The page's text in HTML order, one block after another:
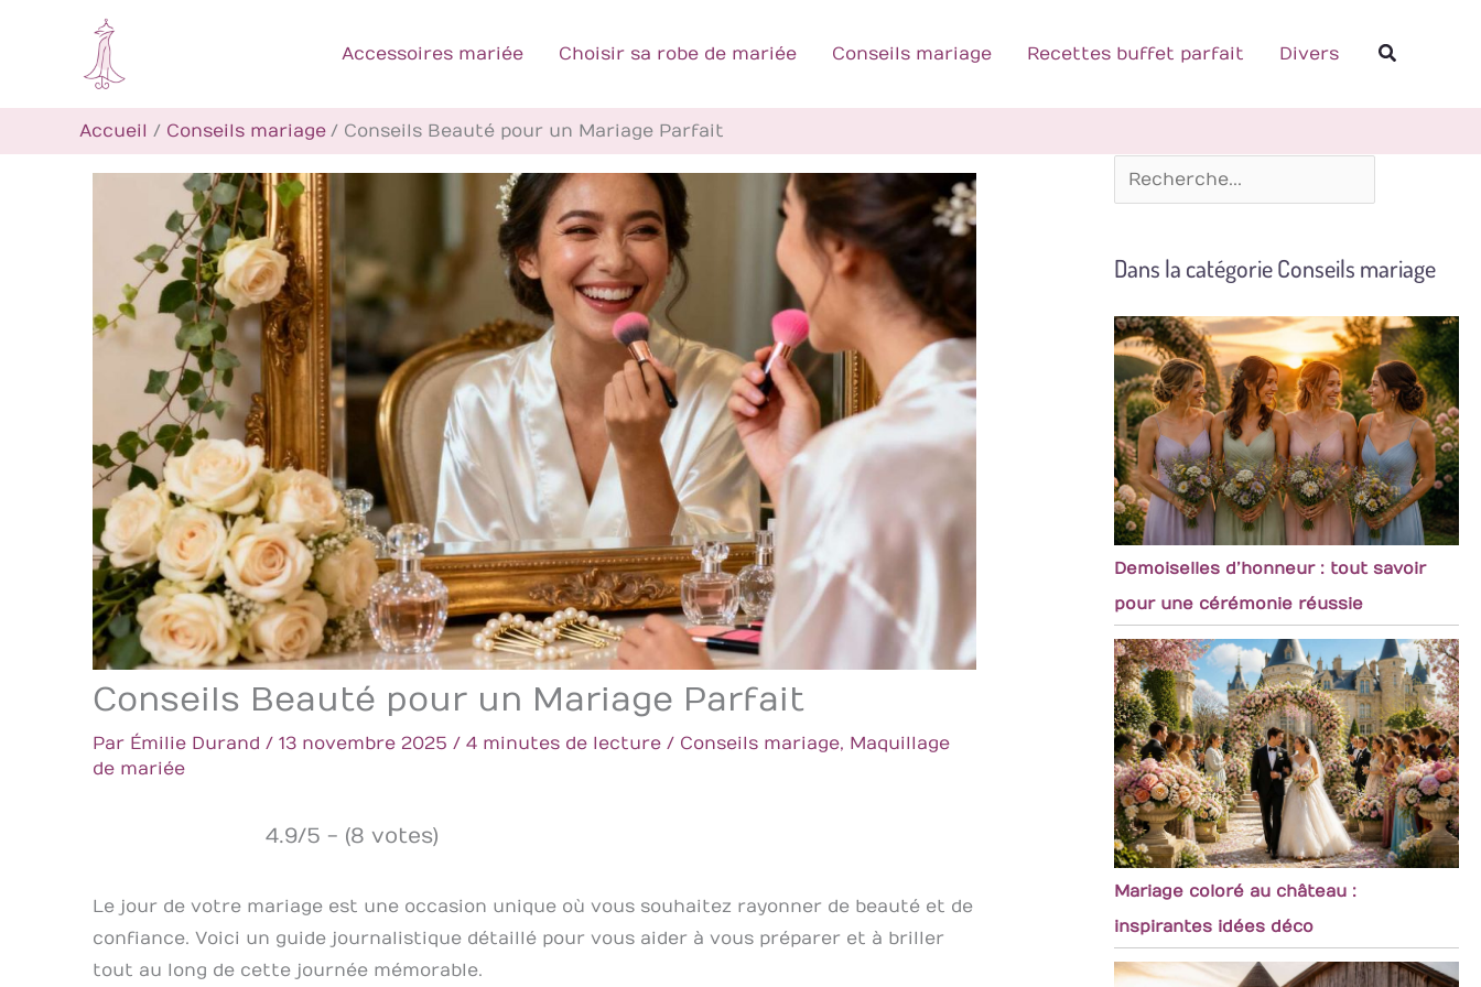
Accessoires mariée Choisir sa robe de mariée Conseils mariage Recettes buffet parfait Divers
Accueil Conseils mariage Conseils Beauté pour un Mariage Parfait
Conseils Beauté pour un Mariage Parfait
Par Émilie Durand / 13 novembre 2025 / 4 minutes de lecture / Conseils mariage, Maquillage
de mariée
4.9/5 - (8 votes)
Le jour de votre mariage est une occasion unique où vous souhaitez rayonner de beauté et de
confiance. Voici un guide journalistique détaillé pour vous aider à vous préparer et à briller
tout au long de cette journée mémorable.
e
e
h
r
Dans la catégorie Conseils mariage
Demoiselles d’honneur : tout savoir
pour une cérémonie réussie
Mariage coloré au château :
inspirantes idées déco